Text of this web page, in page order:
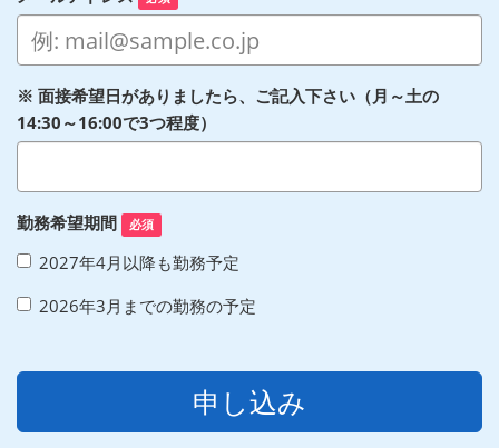
※ 面接希望日がありましたら、ご記入下さい（月～土の
14:30～16:00で3つ程度）
勤務希望期間 必須
2027年4月以降も勤務予定
2026年3月までの勤務の予定
申し込み